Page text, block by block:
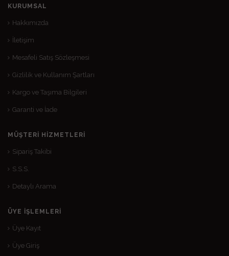
KURUMSAL
Hakkımızda
İletişim
Mesafeli Satış Sözleşmesi
Gizlilik ve Kullanım Şartları
Kargo ve Taşıma Bilgileri
Garanti ve İade
MÜŞTERI HIZMETLERI
Sipariş Takibi
S.S.S.
Detaylı Arama
ÜYE İŞLEMLERI
Üye Kayıt
Üye Giriş